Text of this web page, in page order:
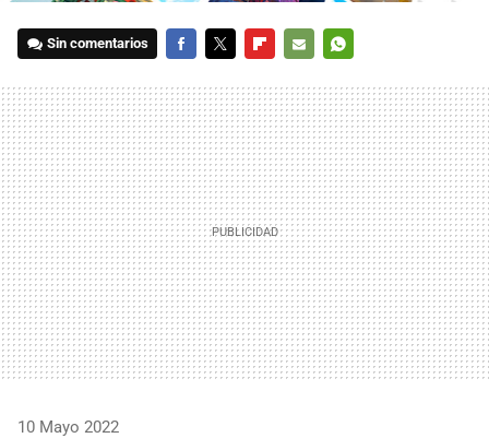
Sin comentarios
MAIL
10 Mayo 2022